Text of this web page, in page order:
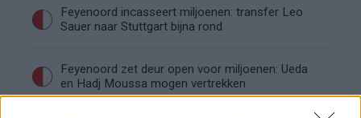
Feyenoord incasseert miljoenen: transfer Leo
Sauer naar Stuttgart bijna rond
Feyenoord zet deur open voor miljoenen: Ueda
en Hadj Moussa mogen vertrekken